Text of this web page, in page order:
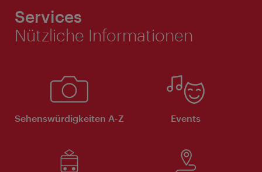
Services
Nützliche Informationen
Sehenswürdigkeiten A-Z Events